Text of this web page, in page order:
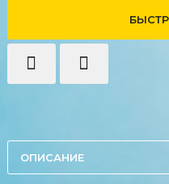
ОПИСАНИЕ